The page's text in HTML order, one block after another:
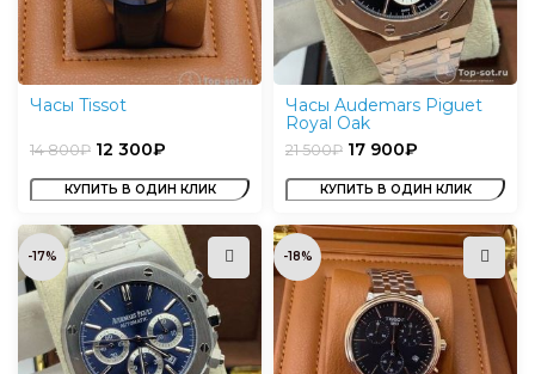
Часы Tissot
14 800₽ 12 300₽
КУПИТЬ В ОДИН КЛИК
Часы Audemars Piguet
Royal Oak
21 500₽ 17 900₽
КУПИТЬ В ОДИН КЛИК
-17% -18%